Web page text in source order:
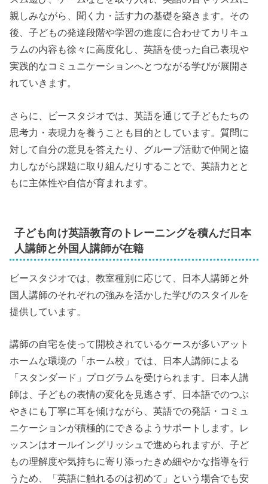
親しみながら、聞く力・話す力の基礎を築きます。その
後、子どもの発達段階や学習の進度に合わせてカリキュ
ラムの内容も徐々に高度化し、英語を使った自己表現や
実践的なコミュニケーションへとつながる学びが展開さ
れていきます。
さらに、ビースタジオでは、英語を通じて子どもたちの
思考力・表現力を養うことも目的としています。質問に
対して自分の意見を答えたり、グループ活動で仲間と協
力しながら課題に取り組んだりすることで、英語力とと
もに主体性や自信が育まれます。
子ども向け英語教育のトレーニングを積んだ日本
人講師と外国人講師が在籍
ビースタジオでは、教室種別に応じて、日本人講師と外
国人講師のそれぞれの強みを活かした学びのスタイルを
提供しています。
講師の自宅を使って開校されているケースが多いアット
ホームな環境の「ホーム校」では、日本人講師による
「スタンダード」プログラムを受けられます。日本人講
師は、子どもの表情の変化を見逃さず、日本語でのつぶ
やきにも丁寧に耳を傾けながら、英語での発話・コミュ
ニケーションが積極的にできるようサポートします。レ
ッスンはオールイングリッシュで進められますが、子ど
もの理解度や気持ちに寄り添ったきめ細やかな指導を行
うため、「英語に触れるのは初めて」という場合でも安